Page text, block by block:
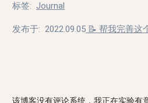
标签: Journal
发布于: 2022.09.05 📝 帮我完善这
该博客没有评论系统，我正在实验有